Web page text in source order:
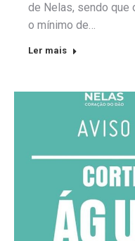
de Nelas, sendo que
o mínimo de…
Ler mais